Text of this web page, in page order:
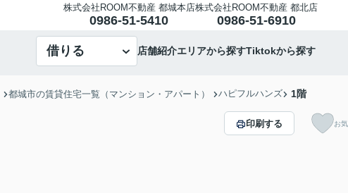
株式会社ROOM不動産 都城本店
0986-51-5410
株式会社ROOM不動産 都北店
0986-51-6910
借りる 店舗紹介エリアから探すTiktokから探す
都城市の賃貸住宅一覧（マンション・アパート） ハピフルハンズ 1階
印刷する お